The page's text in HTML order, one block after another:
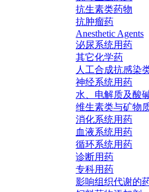
抗生素类药物
抗肿瘤药
Anesthetic Agents
泌尿系统用药
其它化学药
人工合成抗感染
神经系统用药
水、电解质及酸
维生素类与矿物
消化系统用药
血液系统用药
循环系统用药
诊断用药
专科用药
影响组织代谢的